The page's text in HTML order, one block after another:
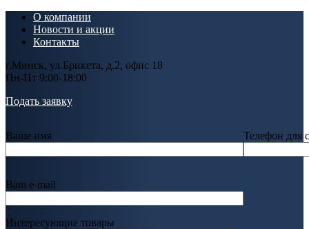
О компании
Новости и акции
Контакты
г.Минск, ул.Брикета, д.2, офис 18
Пн-Пт 9:00-18:00
Подать заявку
Ваше имя Телефон для
Ваш e-mail
Интересующие товары